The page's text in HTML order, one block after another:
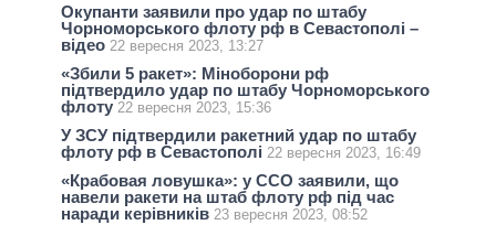
Окупанти заявили про удар по штабу
Чорноморського флоту рф в Севастополі –
відео 22 вересня 2023, 13:27
«Збили 5 ракет»: Міноборони рф
підтвердило удар по штабу Чорноморського
флоту 22 вересня 2023, 15:36
У ЗСУ підтвердили ракетний удар по штабу
флоту рф в Севастополі 22 вересня 2023, 16:49
«Крабовая ловушка»: у ССО заявили, що
навели ракети на штаб флоту рф під час
наради керівників 23 вересня 2023, 08:52